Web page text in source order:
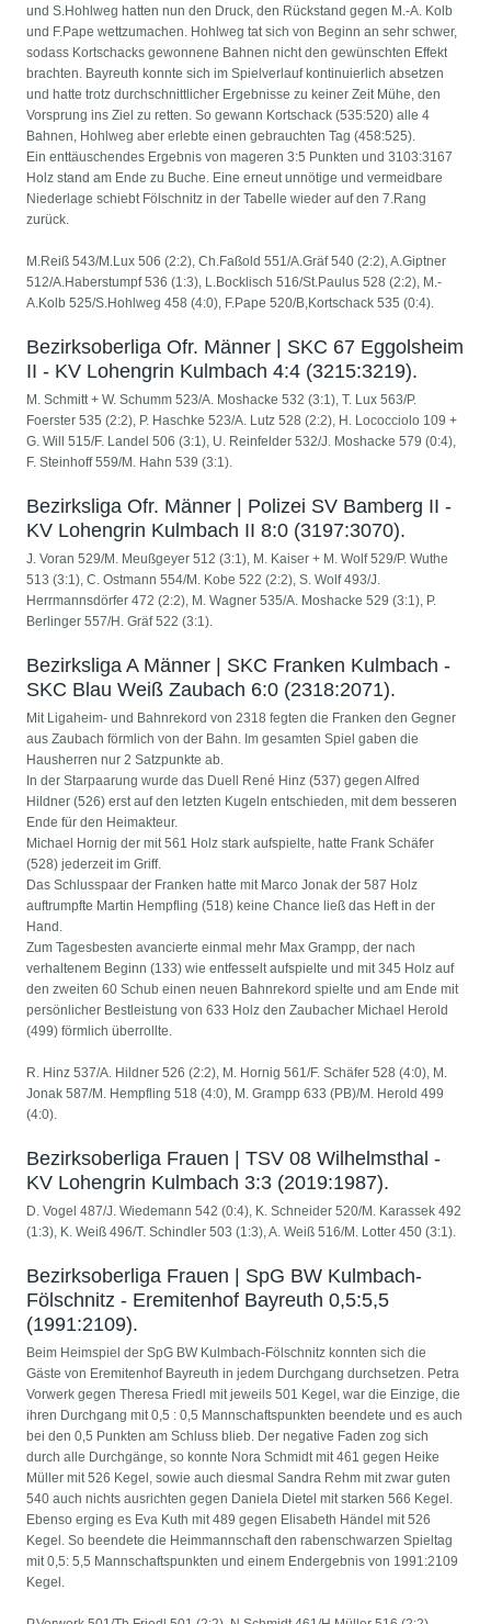
und S.Hohlweg hatten nun den Druck, den Rückstand gegen M.-A. Kolb
und F.Pape wettzumachen. Hohlweg tat sich von Beginn an sehr schwer,
sodass Kortschacks gewonnene Bahnen nicht den gewünschten Effekt
brachten. Bayreuth konnte sich im Spielverlauf kontinuierlich absetzen
und hatte trotz durchschnittlicher Ergebnisse zu keiner Zeit Mühe, den
Vorsprung ins Ziel zu retten. So gewann Kortschack (535:520) alle 4
Bahnen, Hohlweg aber erlebte einen gebrauchten Tag (458:525).
Ein enttäuschendes Ergebnis von mageren 3:5 Punkten und 3103:3167
Holz stand am Ende zu Buche. Eine erneut unnötige und vermeidbare
Niederlage schiebt Fölschnitz in der Tabelle wieder auf den 7.Rang
zurück.
M.Reiß 543/M.Lux 506 (2:2), Ch.Faßold 551/A.Gräf 540 (2:2), A.Giptner
512/A.Haberstumpf 536 (1:3), L.Bocklisch 516/St.Paulus 528 (2:2), M.-
A.Kolb 525/S.Hohlweg 458 (4:0), F.Pape 520/B,Kortschack 535 (0:4).
Bezirksoberliga Ofr. Männer | SKC 67 Eggolsheim
II - KV Lohengrin Kulmbach 4:4 (3215:3219).
M. Schmitt + W. Schumm 523/A. Moshacke 532 (3:1), T. Lux 563/P.
Foerster 535 (2:2), P. Haschke 523/A. Lutz 528 (2:2), H. Lococciolo 109 +
G. Will 515/F. Landel 506 (3:1), U. Reinfelder 532/J. Moshacke 579 (0:4),
F. Steinhoff 559/M. Hahn 539 (3:1).
Bezirksliga Ofr. Männer | Polizei SV Bamberg II -
KV Lohengrin Kulmbach II 8:0 (3197:3070).
J. Voran 529/M. Meußgeyer 512 (3:1), M. Kaiser + M. Wolf 529/P. Wuthe
513 (3:1), C. Ostmann 554/M. Kobe 522 (2:2), S. Wolf 493/J.
Herrmannsdörfer 472 (2:2), M. Wagner 535/A. Moshacke 529 (3:1), P.
Berlinger 557/H. Gräf 522 (3:1).
Bezirksliga A Männer | SKC Franken Kulmbach -
SKC Blau Weiß Zaubach 6:0 (2318:2071).
Mit Ligaheim- und Bahnrekord von 2318 fegten die Franken den Gegner
aus Zaubach förmlich von der Bahn. Im gesamten Spiel gaben die
Hausherren nur 2 Satzpunkte ab.
In der Starpaarung wurde das Duell René Hinz (537) gegen Alfred
Hildner (526) erst auf den letzten Kugeln entschieden, mit dem besseren
Ende für den Heimakteur.
Michael Hornig der mit 561 Holz stark aufspielte, hatte Frank Schäfer
(528) jederzeit im Griff.
Das Schlusspaar der Franken hatte mit Marco Jonak der 587 Holz
auftrumpfte Martin Hempfling (518) keine Chance ließ das Heft in der
Hand.
Zum Tagesbesten avancierte einmal mehr Max Grampp, der nach
verhaltenem Beginn (133) wie entfesselt aufspielte und mit 345 Holz auf
den zweiten 60 Schub einen neuen Bahnrekord spielte und am Ende mit
persönlicher Bestleistung von 633 Holz den Zaubacher Michael Herold
(499) förmlich überrollte.
R. Hinz 537/A. Hildner 526 (2:2), M. Hornig 561/F. Schäfer 528 (4:0), M.
Jonak 587/M. Hempfling 518 (4:0), M. Grampp 633 (PB)/M. Herold 499
(4:0).
Bezirksoberliga Frauen | TSV 08 Wilhelmsthal -
KV Lohengrin Kulmbach 3:3 (2019:1987).
D. Vogel 487/J. Wiedemann 542 (0:4), K. Schneider 520/M. Karassek 492
(1:3), K. Weiß 496/T. Schindler 503 (1:3), A. Weiß 516/M. Lotter 450 (3:1).
Bezirksoberliga Frauen | SpG BW Kulmbach-
Fölschnitz - Eremitenhof Bayreuth 0,5:5,5
(1991:2109).
Beim Heimspiel der SpG BW Kulmbach-Fölschnitz konnten sich die
Gäste von Eremitenhof Bayreuth in jedem Durchgang durchsetzen. Petra
Vorwerk gegen Theresa Friedl mit jeweils 501 Kegel, war die Einzige, die
ihren Durchgang mit 0,5 : 0,5 Mannschaftspunkten beendete und es auch
bei den 0,5 Punkten am Schluss blieb. Der negative Faden zog sich
durch alle Durchgänge, so konnte Nora Schmidt mit 461 gegen Heike
Müller mit 526 Kegel, sowie auch diesmal Sandra Rehm mit zwar guten
540 auch nichts ausrichten gegen Daniela Dietel mit starken 566 Kegel.
Ebenso erging es Eva Kuth mit 489 gegen Elisabeth Händel mit 526
Kegel. So beendete die Heimmannschaft den rabenschwarzen Spieltag
mit 0,5: 5,5 Mannschaftspunkten und einem Endergebnis von 1991:2109
Kegel.